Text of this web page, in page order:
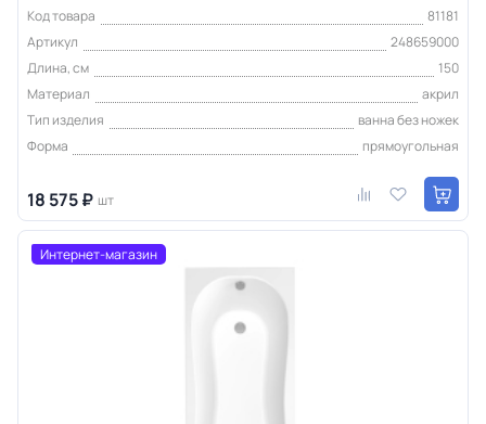
Код товара
81181
Артикул
248659000
Длина, см
150
Материал
акрил
Тип изделия
ванна без ножек
Форма
прямоугольная
18 575 ₽ шт
Интернет-магазин